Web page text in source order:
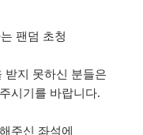
팬덤 초청
받지 못하신 분들은
시기를 바랍니다.
주신 좌석에